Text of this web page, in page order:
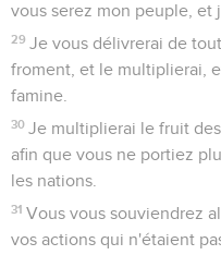
vous serez mon peuple, et
29 Je vous délivrerai de
froment, et le multiplierai,
famine.
30 Je multiplierai le fruit
afin que vous ne portiez
les nations.
31 Vous vous souviendrez
vos actions qui n'étaient